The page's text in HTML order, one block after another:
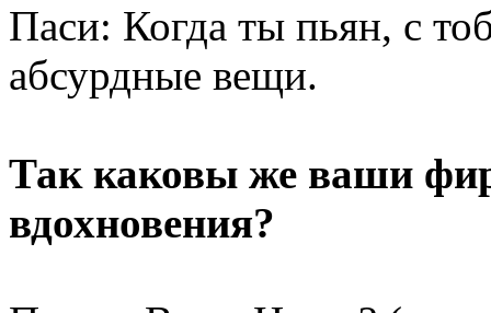
Паси: Когда ты пьян, с
абсурдные вещи.
Так каковы же ваши
вдохновения?